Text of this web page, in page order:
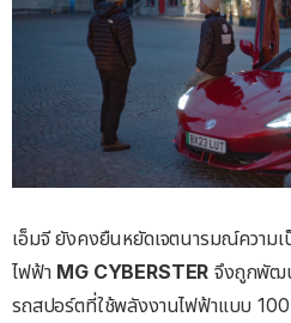
เอ็มจี ยังคงยืนหยัดเจตนารมณ์ความ
ไฟฟ้า MG CYBERSTER จึงถูกพัฒ
รถสปอร์ตที่ใช้พลังงานไฟฟ้าแบบ